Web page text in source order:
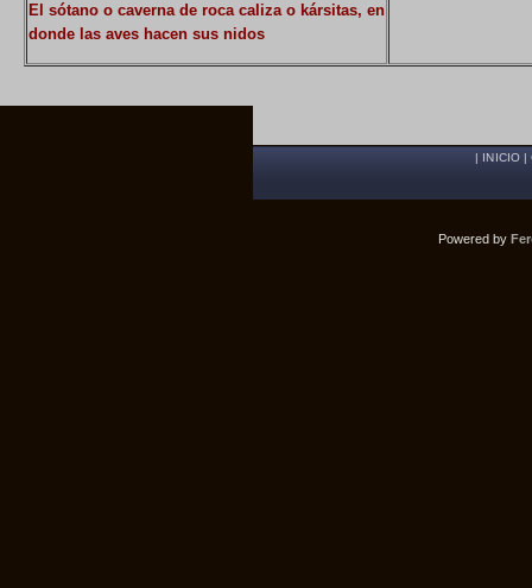
El sótano o caverna de roca caliza o kársitas, en
donde las aves hacen sus nidos
| INICIO|
Powered by